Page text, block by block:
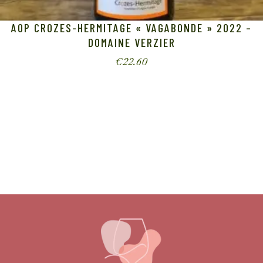
AOP CROZES-HERMITAGE « VAGABONDE » 2022 –
DOMAINE VERZIER
€22.60